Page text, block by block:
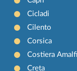
Cicladi
Cilento
Corsica
Costiera
Creta